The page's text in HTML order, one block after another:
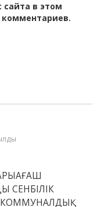
сайта в этом
СЕНБІЛІК